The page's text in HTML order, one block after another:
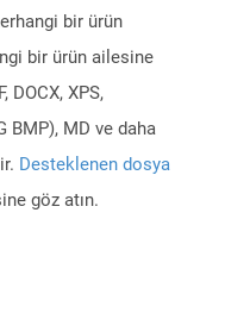
bir ürün
bir ürün ailesine
DOCX, XPS,
BMP), MD ve daha
Desteklenen dosya
göz atın.